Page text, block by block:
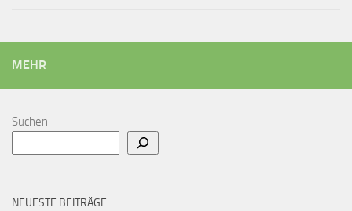
MEHR
Suchen
NEUESTE BEITRÄGE